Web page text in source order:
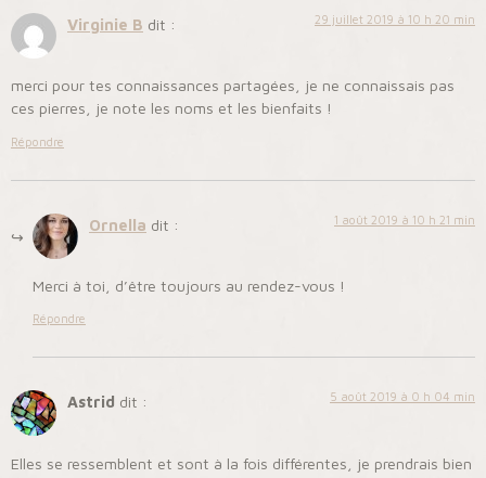
Virginie B dit : 29 juillet 2019 à 10 h 20 min
merci pour tes connaissances partagées, je ne connaissais pas
ces pierres, je note les noms et les bienfaits !
Répondre
Ornella dit : 1 août 2019 à 10 h 21 min
Merci à toi, d’être toujours au rendez-vous !
Répondre
Astrid dit : 5 août 2019 à 0 h 04 min
Elles se ressemblent et sont à la fois différentes, je prendrais bien